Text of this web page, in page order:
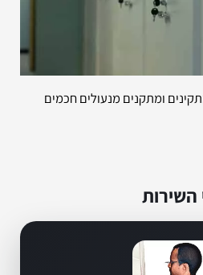
ומתקנים מנעולים חכמים